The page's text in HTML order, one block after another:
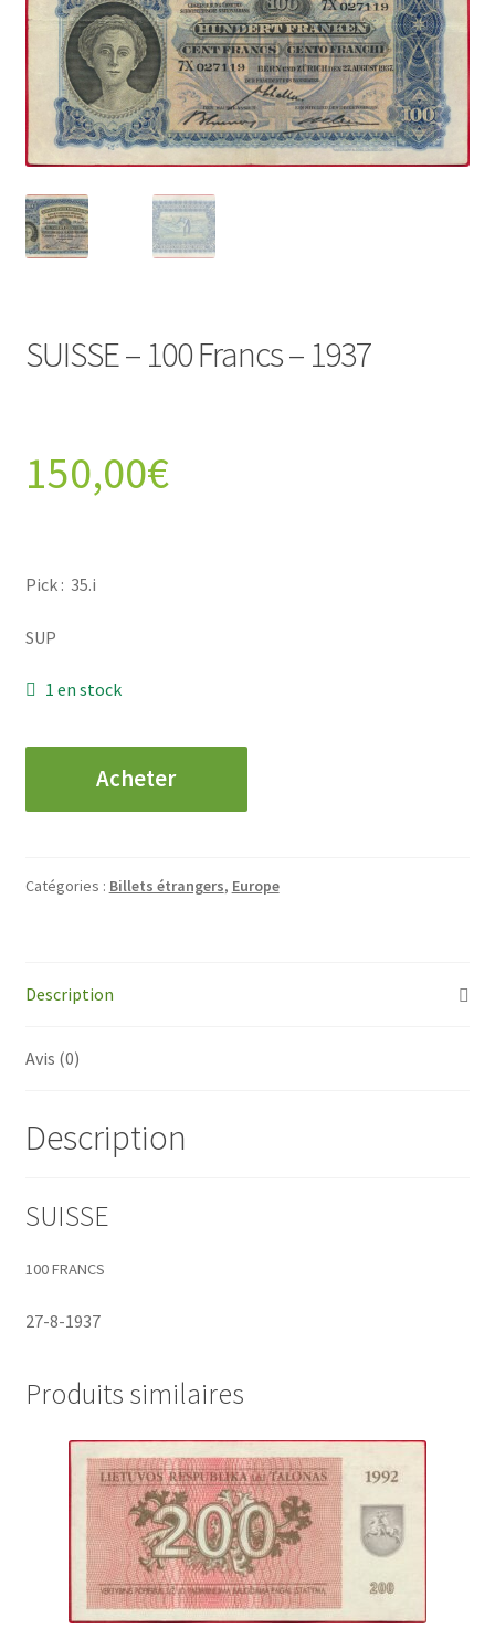
SUISSE – 100 Francs – 1937
150,00€
Pick : 35.i
SUP
1 en stock
SUISSE
Francs
Acheter
Catégories : Billets étrangers, Europe
Description
Avis (0)
Description
SUISSE
100 FRANCS
27-8-1937
Produits similaires